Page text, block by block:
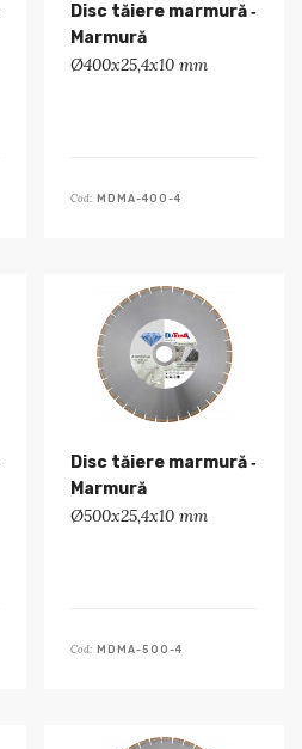
Disc tăiere marmură ‑
Marmură
Ø400x25,4x10 mm
Cod: MDMA-400-4
Disc tăiere marmură ‑
Marmură
Ø500x25,4x10 mm
Cod: MDMA-500-4